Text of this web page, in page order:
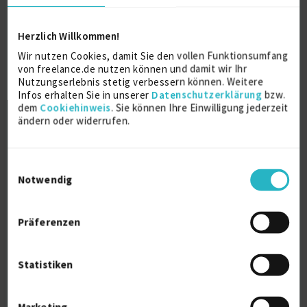
Herzlich Willkommen!
Wir nutzen Cookies, damit Sie den vollen Funktionsumfang
von freelance.de nutzen können und damit wir Ihr
Nutzungserlebnis stetig verbessern können. Weitere
Infos erhalten Sie in unserer Datenschutzerklärung bzw.
dem Cookiehinweis. Sie können Ihre Einwilligung jederzeit
ändern oder widerrufen.
Notwendig
Präferenzen
Statistiken
Fachhochschule Rosenheim
Dipl. Ing. (FH) Innenarchitektur
1999
Rosenheim
Fachoberschule Rosenheim
Ausbildung